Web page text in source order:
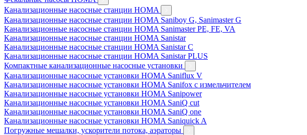
Канализационные насосные станции HOMA
Канализационные насосные станции HOMA Saniboy G, Sanimaster G
Канализационные насосные станции HOMA Sanimaster PE, FE, VA
Канализационные насосные станции HOMA Sanistar
Канализационные насосные станции HOMA Sanistar C
Канализационные насосные станции HOMA Sanistar PLUS
Компактные канализационные насосные установки
Канализационные насосные установки HOMA Saniflux V
Канализационные насосные установки HOMA Sanifox с измельчителем
Канализационные насосные установки HOMA Sanipower
Канализационные насосные установки HOMA SaniQ cut
Канализационные насосные установки HOMA SaniQ one
Канализационные насосные установки HOMA Saniquick A
Погружные мешалки, ускорители потока, аэраторы